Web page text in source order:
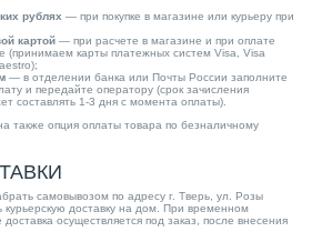
рублях — при покупке в магазине или курьеру при
картой — при расчете в магазине и при оплате
(принимаем карты платежных систем Visa, Visa
— в отделении банка или Почты России заполните
и передайте оператору (срок зачисления
составлять 1-3 дня с момента оплаты).
также опция оплаты товара по безналичному
самовывозом по адресу г. Тверь, ул. Розы
курьерскую доставку на дом. При временном
осуществляется под заказ, после внесения